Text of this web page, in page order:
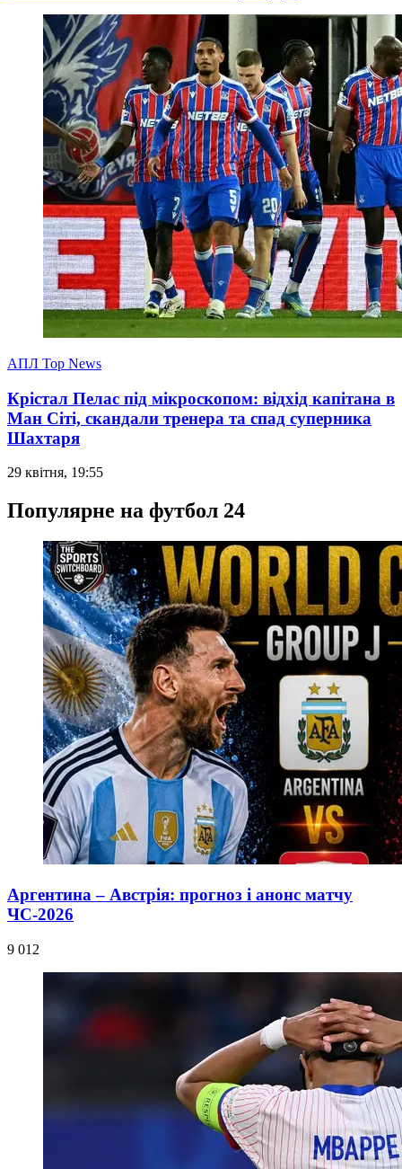
АПЛ Top News
Крістал Пелас під мікроскопом: відхід капітана в
Ман Сіті, скандали тренера та спад суперника
Шахтаря
29 квітня, 19:55
Популярне на футбол 24
Аргентина – Австрія: прогноз і анонс матчу
ЧС-2026
9 012